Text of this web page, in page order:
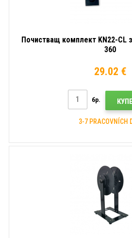
Почистващ комплект KN22-CL
360
29.02 €
бр.
3-7 PRACOVNÍCH